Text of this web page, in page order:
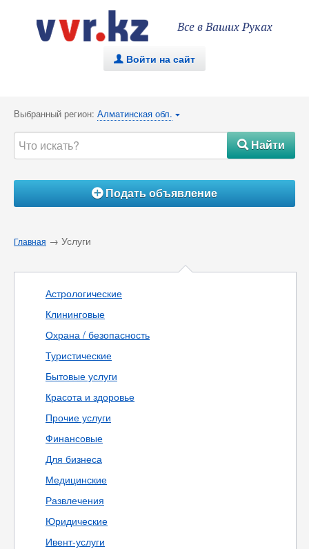
Все в Ваших Руках
. Войти на сайт
Выбранный регион: Алматинская обл. {
#Найти
ÁПодать объявление
Главная → Услуги
Астрологические
Клининговые
Охрана / безопасность
Туристические
Бытовые услуги
Красота и здоровье
Прочие услуги
Финансовые
Для бизнеса
Медицинские
Развлечения
Юридические
Ивент-услуги